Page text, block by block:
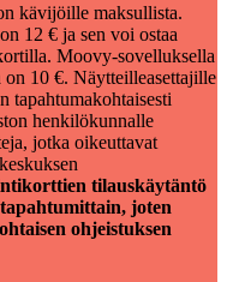
kävijöille maksullista.
12 € ja sen voi ostaa
Moovy-sovelluksella
10 €. Näytteilleasettajille
tapahtumakohtaisesti
henkilökunnalle
jotka oikeuttavat
tilauskäytäntö
joten
ohjeistuksen